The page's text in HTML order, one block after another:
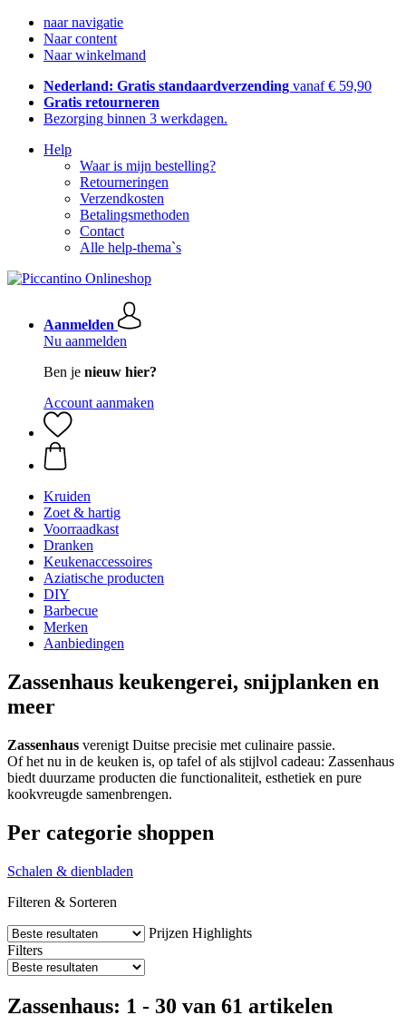
naar navigatie
Naar content
Naar winkelmand
Nederland: Gratis standaardverzending vanaf € 59,90
Gratis retourneren
Bezorging binnen 3 werkdagen.
Help
Waar is mijn bestelling?
Retourneringen
Verzendkosten
Betalingsmethoden
Contact
Alle help-thema`s
Aanmelden
Nu aanmelden
Ben je nieuw hier?
Account aanmaken
Kruiden
Zoet & hartig
Voorraadkast
Dranken
Keukenaccessoires
Aziatische producten
DIY
Barbecue
Merken
Aanbiedingen
Zassenhaus keukengerei, snijplanken en
meer
Zassenhaus verenigt Duitse precisie met culinaire passie.
Of het nu in de keuken is, op tafel of als stijlvol cadeau: Zassenhaus
biedt duurzame producten die functionaliteit, esthetiek en pure
kookvreugde samenbrengen.
Per categorie shoppen
Schalen & dienbladen
Filteren & Sorteren
Prijzen Highlights
Filters
Zassenhaus: 1 - 30 van 61 artikelen